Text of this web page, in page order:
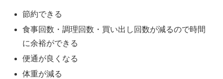
節約できる
食事回数・調理回数・買い出し回数が減るので時間
に余裕ができる
便通が良くなる
体重が減る